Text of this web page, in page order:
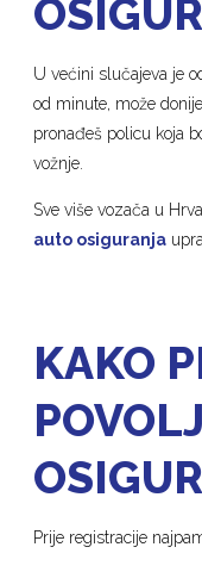
U većini slučajeva je
od minute, može
pronađeš policu koja
vožnje.
Sve više vozača u
auto osiguranja
KAKO
Prije registracije